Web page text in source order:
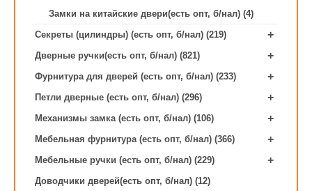
Замки на китайские двери(есть опт, б/нал) (4)
Секреты (цилиндры) (есть опт, б/нал) (219)
+
Дверные ручки(есть опт, б/нал) (821) +
Фурнитура для дверей (есть опт, б/нал) (233) +
Петли дверные (есть опт, б/нал) (296) +
Механизмы замка (есть опт, б/нал) (106) +
Мебельная фурнитура (есть опт, б/нал) (366) +
Мебельные ручки (есть опт, б/нал) (229) +
Доводчики дверей(есть опт, б/нал) (12)